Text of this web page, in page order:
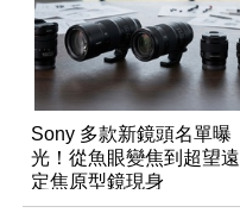
Sony 多款新鏡頭名單曝
光！從魚眼變焦到超望遠
定焦原型鏡現身